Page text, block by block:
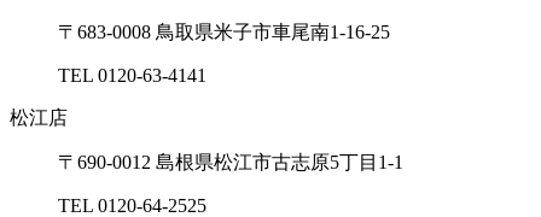
〒683-0008 ⿃取県⽶⼦市⾞尾南1-16-25
TEL 0120-63-4141
松江店
〒690-0012 島根県松江市古志原5丁⽬1-1
TEL 0120-64-2525